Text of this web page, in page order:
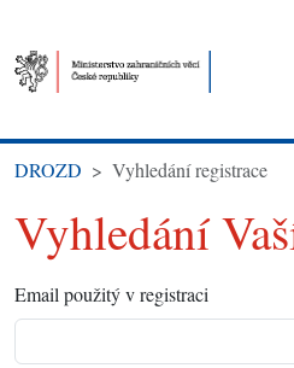
DROZD Vyhledání registrace
Vyhledání
Email použitý v registraci